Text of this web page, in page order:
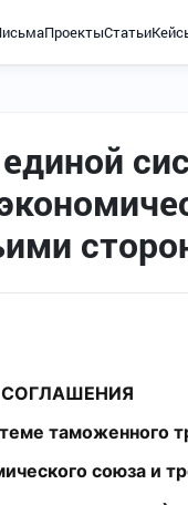
ПроектыСтатьи
СОГЛАШЕНИЯ
таможенного
союза и